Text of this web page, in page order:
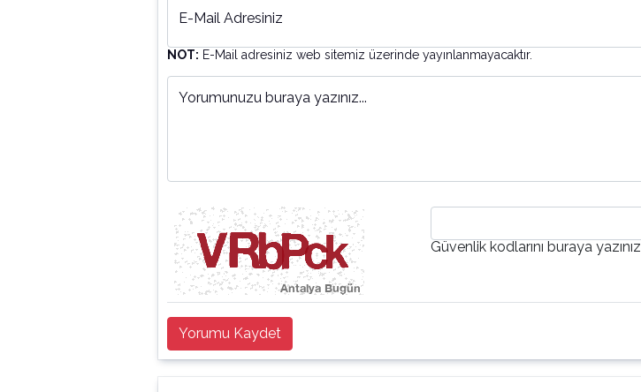
E-Mail Adresiniz
NOT: E-Mail adresiniz web sitemiz üzerinde yayınlanmayacaktır.
Yorumunuzu buraya yazınız...
Güvenlik kodlarını buraya yazınız
Yorumu Kaydet